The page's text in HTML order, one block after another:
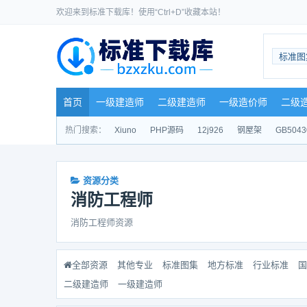
欢迎来到标准下载库！使用“Ctrl+D”收藏本站！
标准
首页 一级建造师 二级建造师 一级造价师 二级
热门搜索： Xiuno PHP源码 12j926 钢屋架
资源分类
消防工程师
消防工程师资源
全部资源 其他专业 标准图集 地方标准 行业标准
二级建造师
一级建造师